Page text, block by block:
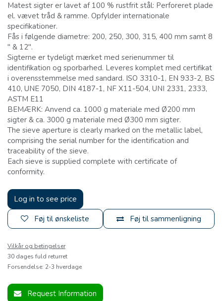
Matest sigter er lavet af 100 % rustfrit stål: Perforeret plade
el. vævet tråd & ramme. Opfylder internationale
specifikationer.
Fås i følgende diametre: 200, 250, 300, 315, 400 mm samt 8
" & 12".
Sigterne er tydeligt mærket med serienummer til
identifikation og sporbarhed. Leveres komplet med certifikat
i overensstemmelse med sandard. ISO 3310-1, EN 933-2, BS
410, UNE 7050, DIN 4187-1, NF X11-504, UNI 2331, 2333,
ASTM E11
BEMÆRK: Anvend ca. 1000 g materiale med Ø200 mm
sigter & ca. 3000 g materiale med Ø300 mm sigter.
The sieve aperture is clearly marked on the metallic label,
comprising the serial number for the identification and
traceability of the sieve.
Each sieve is supplied complete with certificate of
conformity.
Log in to see price
Føj til sammenligning
Føj til ønskeliste
Vilkår og betingelser
30 dages fuld returret
Forsendelse: 2-3 hverdage
Request Information